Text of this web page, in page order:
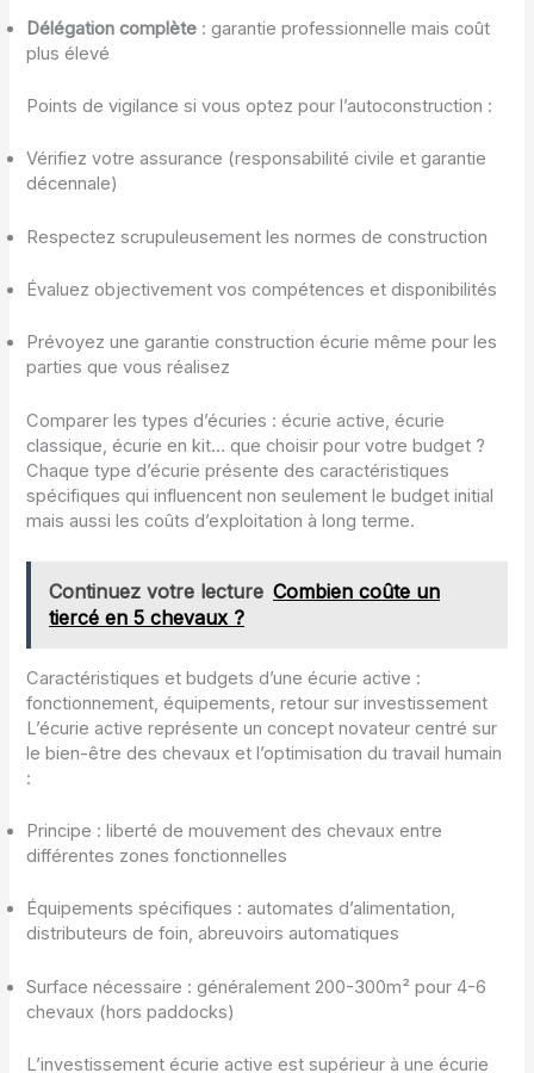
Délégation complète : garantie professionnelle mais coût
plus élevé
Points de vigilance si vous optez pour l’autoconstruction :
Vérifiez votre assurance (responsabilité civile et garantie
décennale)
Respectez scrupuleusement les normes de construction
Évaluez objectivement vos compétences et disponibilités
Prévoyez une garantie construction écurie même pour les
parties que vous réalisez
Comparer les types d’écuries : écurie active, écurie
classique, écurie en kit… que choisir pour votre budget ?
Chaque type d’écurie présente des caractéristiques
spécifiques qui influencent non seulement le budget initial
mais aussi les coûts d’exploitation à long terme.
Continuez votre lecture Combien coûte un
tiercé en 5 chevaux ?
Caractéristiques et budgets d’une écurie active :
fonctionnement, équipements, retour sur investissement
L’écurie active représente un concept novateur centré sur
le bien-être des chevaux et l’optimisation du travail humain
:
Principe : liberté de mouvement des chevaux entre
différentes zones fonctionnelles
Équipements spécifiques : automates d’alimentation,
distributeurs de foin, abreuvoirs automatiques
Surface nécessaire : généralement 200-300m² pour 4-6
chevaux (hors paddocks)
L’investissement écurie active est supérieur à une écurie